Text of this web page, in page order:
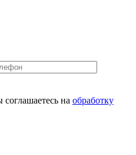
на обработку